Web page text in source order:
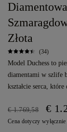
Złota
(34)
Model Duchess to
diamentami w szlife
kształcie serca,
€ 1.769,58 €
Cena dotyczy